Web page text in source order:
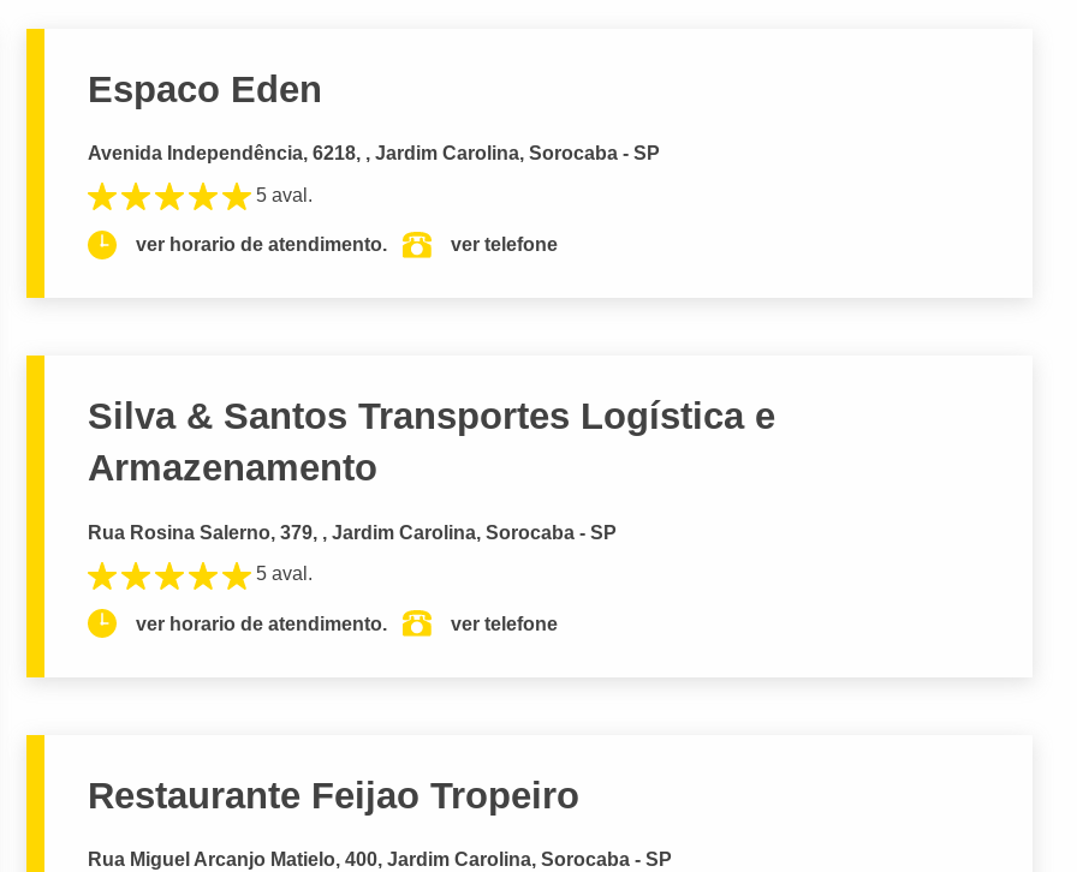
Espaco Eden
Avenida Independência, 6218, , Jardim Carolina, Sorocaba - SP
5 aval.
ver horario de atendimento. ver telefone
Silva & Santos Transportes Logística e
Armazenamento
Rua Rosina Salerno, 379, , Jardim Carolina, Sorocaba - SP
5 aval.
ver horario de atendimento. ver telefone
Restaurante Feijao Tropeiro
Rua Miguel Arcanjo Matielo, 400, Jardim Carolina, Sorocaba - SP